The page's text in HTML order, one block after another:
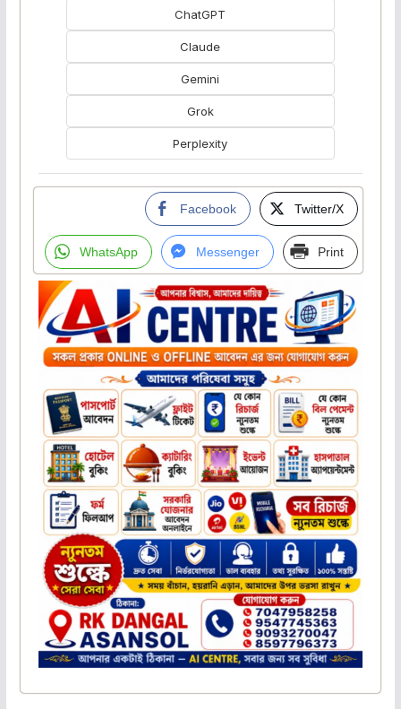
ChatGPT
Claude
Gemini
Grok
Perplexity
Facebook Twitter/X
WhatsApp Messenger Print